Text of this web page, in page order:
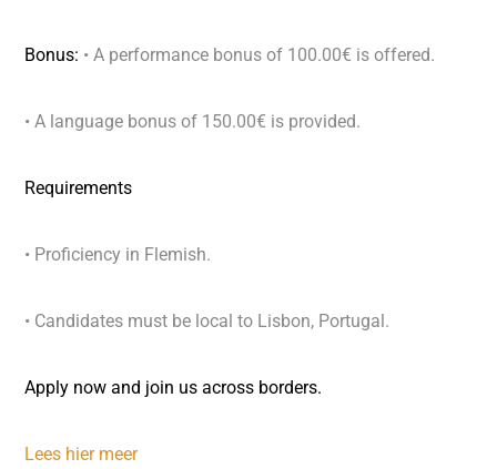
Bonus: • A performance bonus of 100.00€ is offered.
• A language bonus of 150.00€ is provided.
Requirements
• Proficiency in Flemish.
• Candidates must be local to Lisbon, Portugal.
Apply now and join us across borders.
Lees hier meer